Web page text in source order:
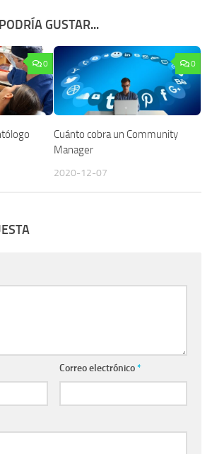
GUSTAR...
0 0
Cuánto cobra un Community
Manager
2020-12-07
Correo electrónico*